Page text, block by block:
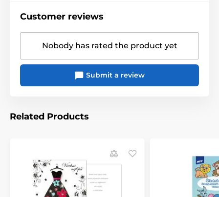
Customer reviews
Nobody has rated the product yet
Submit a review
Related Products